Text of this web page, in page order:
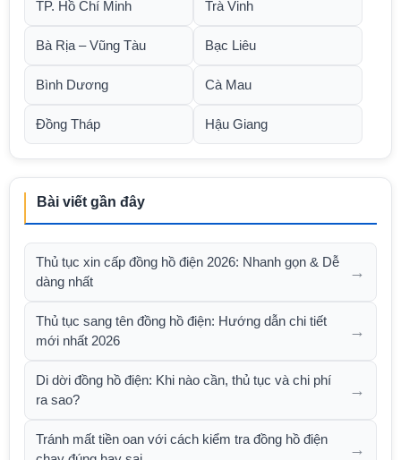
TP. Hồ Chí Minh Trà Vinh
Bà Rịa – Vũng Tàu Bạc Liêu
Bình Dương Cà Mau
Đồng Tháp Hậu Giang
Bài viết gần đây
Thủ tục xin cấp đồng hồ điện 2026: Nhanh gọn & Dễ
dàng nhất
→
Thủ tục sang tên đồng hồ điện: Hướng dẫn chi tiết
mới nhất 2026
→
Di dời đồng hồ điện: Khi nào cần, thủ tục và chi phí
ra sao?
→
Tránh mất tiền oan với cách kiểm tra đồng hồ điện
→